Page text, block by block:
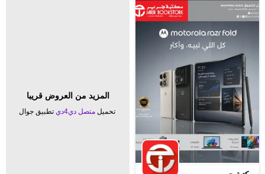
المزيد من العروض قريبا
تحميل متصل دي4دي تطبيق جوال